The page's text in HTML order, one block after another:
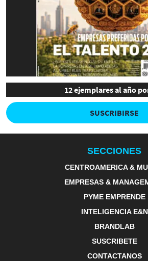
12 ejemplares al año
SUSCRIBIRSE
SECCIONES
CENTROAMERICA &
EMPRESAS &
PYME EMPRENDE
INTELIGENCIA E&N
BRANDLAB
SUSCRIBETE
CONTACTANOS